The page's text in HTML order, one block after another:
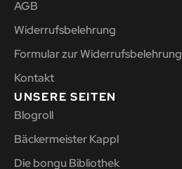
AGB
Widerrufsbelehrung
Formular zur Widerrufsbelehrung
Kontakt
UNSERE SEITEN
Blogroll
Bäckermeister Kappl
Die bongu Bibliothek